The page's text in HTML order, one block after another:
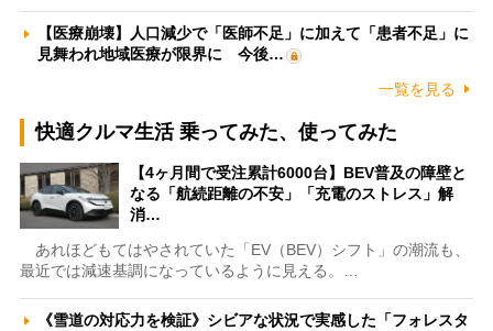
【医療崩壊】人口減少で「医師不足」に加えて「患者不足」に
見舞われ地域医療が限界に 今後…
一覧を見る
快適クルマ生活 乗ってみた、使ってみた
【4ヶ月間で受注累計6000台】BEV普及の障壁と
なる「航続距離の不安」「充電のストレス」解
消…
あれほどもてはやされていた「EV（BEV）シフト」の潮流も、
最近では減速基調になっているように見える。…
《雪道の対応力を検証》シビアな状況で実感した「フォレスタ